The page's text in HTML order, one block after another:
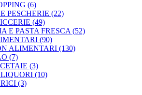
(6)
PESCHERIE (22)
(49)
E PASTA FRESCA (52)
(90)
ALIMENTARI (130)
(7)
(3)
(10)
(3)